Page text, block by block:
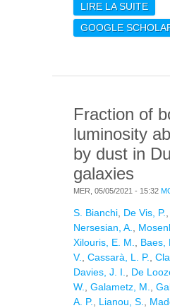
LIRE LA SUITEDE
GOOGLE
Fraction of
luminosity
by dust in
galaxies
MER, 05/05/2021 - 15:32
S. Bianchi De Vis, P.
Nersesian, A.
Xilouris, E. M.
Baes,
V.
Cassarà, L. P.
Davies, J. I.
De
W.
Galametz, M.
A. P.
Lianou, S.